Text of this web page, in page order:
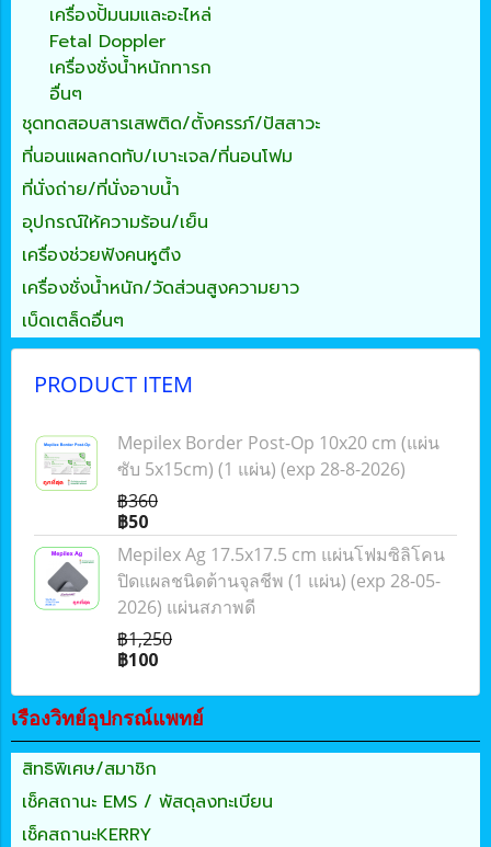
เครื่องปั้มนมและอะไหล่
Fetal Doppler
เครื่องชั่งน้ำหนักทารก
อื่นๆ
ชุดทดสอบสารเสพติด/ตั้งครรภ์/ปัสสาวะ
ที่นอนแผลกดทับ/เบาะเจล/ที่นอนโฟม
ที่นั่งถ่าย/ที่นั่งอาบน้ำ
อุปกรณ์ให้ความร้อน/เย็น
เครื่องช่วยฟังคนหูตึง
เครื่องชั่งน้ำหนัก/วัดส่วนสูงความยาว
เบ็ดเตล็ดอื่นๆ
PRODUCT ITEM
Mepilex Border Post-Op 10x20 cm (แผ่น
ซับ 5x15cm) (1 แผ่น) (exp 28-8-2026)
฿360
฿50
Mepilex Ag 17.5x17.5 cm แผ่นโฟมซิลิโคน
ปิดแผลชนิดต้านจุลชีพ (1 แผ่น) (exp 28-05-
2026) แผ่นสภาพดี
฿1,250
฿100
เรืองวิทย์อุปกรณ์แพทย์
สิทธิพิเศษ/สมาชิก
เช็คสถานะ EMS / พัสดุลงทะเบียน
เช็คสถานะKERRY